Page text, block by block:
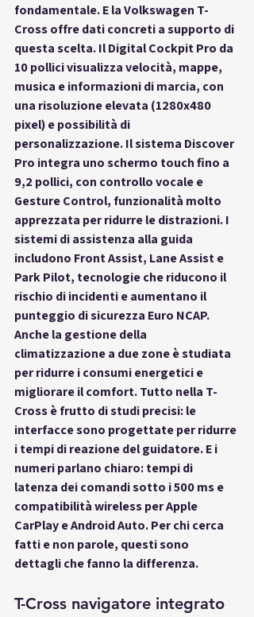
fondamentale. E la Volkswagen T-
Cross offre dati concreti a supporto di
questa scelta. Il Digital Cockpit Pro da
10 pollici visualizza velocità, mappe,
musica e informazioni di marcia, con
una risoluzione elevata (1280x480
pixel) e possibilità di
personalizzazione. Il sistema Discover
Pro integra uno schermo touch fino a
9,2 pollici, con controllo vocale e
Gesture Control, funzionalità molto
apprezzata per ridurre le distrazioni. I
sistemi di assistenza alla guida
includono Front Assist, Lane Assist e
Park Pilot, tecnologie che riducono il
rischio di incidenti e aumentano il
punteggio di sicurezza Euro NCAP.
Anche la gestione della
climatizzazione a due zone è studiata
per ridurre i consumi energetici e
migliorare il comfort. Tutto nella T-
Cross è frutto di studi precisi: le
interfacce sono progettate per ridurre
i tempi di reazione del guidatore. E i
numeri parlano chiaro: tempi di
latenza dei comandi sotto i 500 ms e
compatibilità wireless per Apple
CarPlay e Android Auto. Per chi cerca
fatti e non parole, questi sono
dettagli che fanno la differenza.
T-Cross navigatore integrato